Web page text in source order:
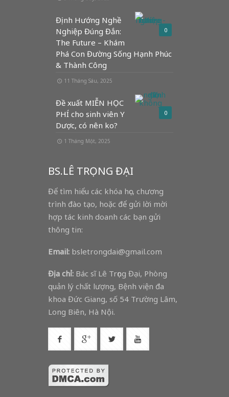
0
Định Hướng Nghề
Nghiệp Đúng Đắn:
The Future – Khám
Phá Con Đường Sống Hạnh Phúc
& Thành Công
11 Tháng Sáu, 2025
0
Đề xuất MIỄN HỌC
PHÍ cho sinh viên Y
Dược, có nên ko?
1 Tháng Một, 2025
BS.LÊ TRỌNG ĐẠI
Để tìm hiểu các khóa học, chương
trình đào tạo, hoặc để gửi lời mời
hợp tác kinh doanh các bạn gửi
thông tin:
Email: bsletrongdai@gmail.com
Địa chỉ: Bác sĩ Lê Trọng Đại, Phòng
quản lý chất lượng, Bệnh viện đa
khoa Đức Giang, số 54 Trường Lâm,
Long Biên, Hà Nội.